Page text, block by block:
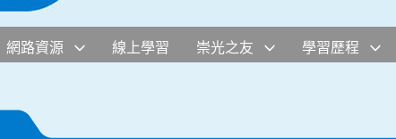
網路資源 線上學習 崇光之友 學習歷程